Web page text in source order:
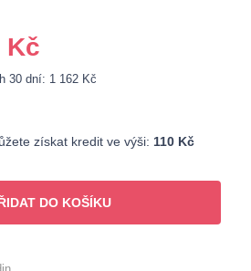
Kč
30 dní: 1 162 Kč
získat kredit ve výši: 110 Kč
DO KOŠÍKU